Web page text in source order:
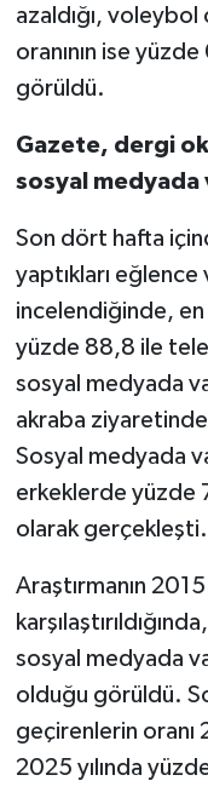
azaldığı, voleybol
oranının ise
görüldü.
Gazete, dergi
sosyal medyada
Son dört hafta
yaptıkları
incelendiğinde, en
yüzde 88,8 ile
sosyal medyada
akraba
Sosyal medyada
erkeklerde yüzde
olarak gerçekleşti.
Araştırmanın 2015
sosyal medyada
olduğu görüldü.
geçirenlerin oranı
2025 yılında